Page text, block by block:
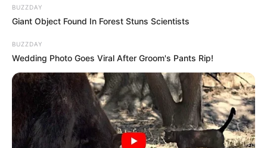
BUZZDAY
Giant Object Found In Forest Stuns Scientists
BUZZDAY
Wedding Photo Goes Viral After Groom's Pants Rip!